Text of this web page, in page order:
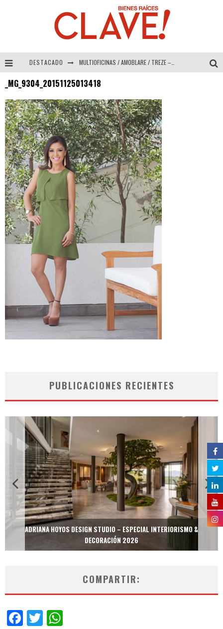
DESTACADO MULTIOFICINAS / AMOBLARE / TREZE – Especial Interiorismo & Decoración 2026
_MG_9304_20151125013418
PUBLICACIONES RECIENTES
ADRIANA HOYOS DESIGN STUDIO – ESPECIAL INTERIORISMO &
DECORACIÓN 2026
COMPARTIR:
Facebook
Twitter